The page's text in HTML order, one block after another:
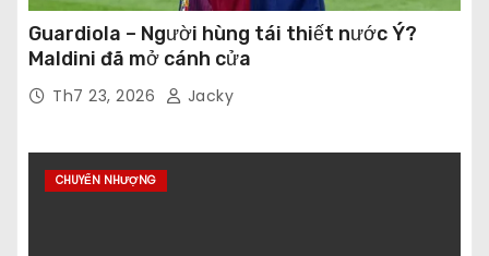
Guardiola – Người hùng tái thiết nước Ý?
Maldini đã mở cánh cửa
Th7 23, 2026 Jacky
CHUYỂN NHƯỢNG